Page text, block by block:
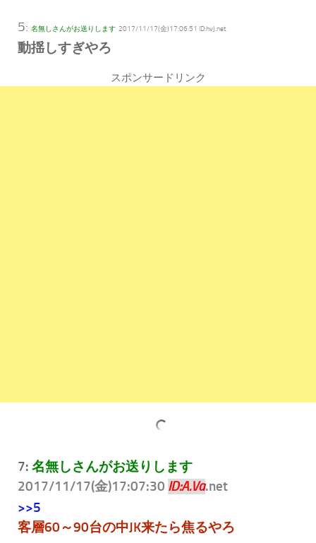
5: 名無しさんがお送りします 2017/11/17(金)17:06:51 ID:hvJ.net
動揺しすぎやろ
スポンサードリンク
7: 名無しさんがお送りします
2017/11/17(金)17:07:30 ID:A.Va.net
>>5
客層60～90台の中JK来たら焦るやろ